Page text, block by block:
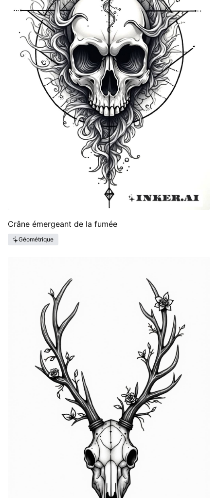
Crâne émergeant de la fumée
Géométrique